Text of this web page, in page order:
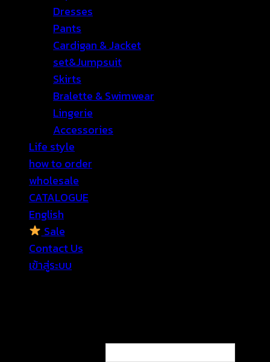
Dresses
Pants
Cardigan & Jacket
set&Jumpsuit
Skirts
Bralette & Swimwear
Lingerie
Accessories
Life style
how to order
wholesale
CATALOGUE
English
Sale
Contact Us
เข้าสู่ระบบ